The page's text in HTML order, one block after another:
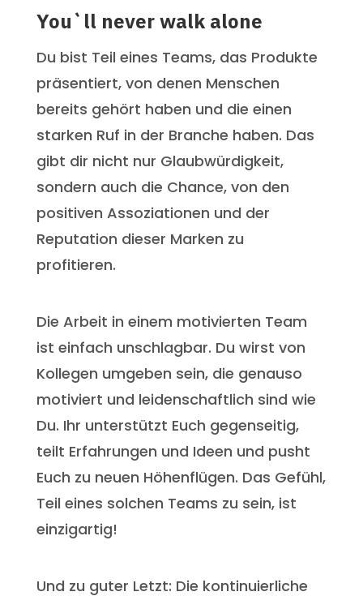
You`ll never walk alone
Du bist Teil eines Teams, das Produkte
präsentiert, von denen Menschen
bereits gehört haben und die einen
starken Ruf in der Branche haben. Das
gibt dir nicht nur Glaubwürdigkeit,
sondern auch die Chance, von den
positiven Assoziationen und der
Reputation dieser Marken zu
profitieren.
Die Arbeit in einem motivierten Team
ist einfach unschlagbar. Du wirst von
Kollegen umgeben sein, die genauso
motiviert und leidenschaftlich sind wie
Du. Ihr unterstützt Euch gegenseitig,
teilt Erfahrungen und Ideen und pusht
Euch zu neuen Höhenflügen. Das Gefühl,
Teil eines solchen Teams zu sein, ist
einzigartig!
Und zu guter Letzt: Die kontinuierliche